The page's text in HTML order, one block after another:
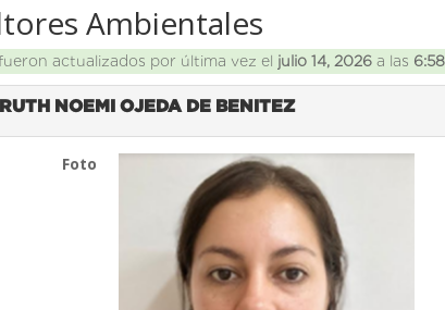
Ambientales
actualizados por última vez el julio 14, 2026 a las
NOEMI OJEDA DE BENITEZ
Foto